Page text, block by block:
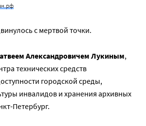
с мертвой точки.
Александровичем Лукиным,
технических средств
городской среды,
инвалидов и хранения архивных
Петербург.